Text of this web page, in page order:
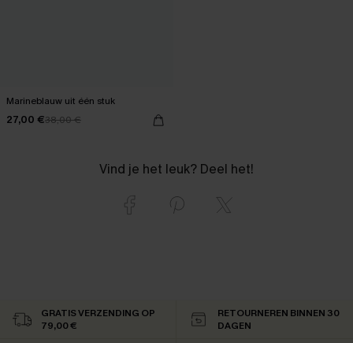
Marineblauw uit één stuk
27,00 €38,00 €
Vind je het leuk? Deel het!
GRATIS VERZENDING OP
79,00 €
RETOURNEREN BINNEN 30
DAGEN